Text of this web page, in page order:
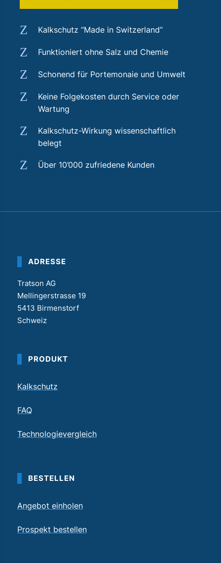
Z Kalkschutz “Made in Switzerland”
Z Funktioniert ohne Salz und Chemie
Z Schonend für Portemonaie und Umwelt
Z
Keine Folgekosten durch Service oder
Wartung
Z
Kalkschutz-Wirkung wissenschaftlich
belegt
Z Über 10’000 zufriedene Kunden
ADRESSE
Tratson AG
Mellingerstrasse 19
5413 Birmenstorf
Schweiz
PRODUKT
Kalkschutz
FAQ
Technologievergleich
BESTELLEN
Angebot einholen
Prospekt bestellen